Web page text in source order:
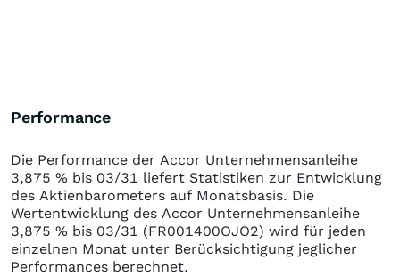
Performance
Die Performance der Accor Unternehmensanleihe
3,875 % bis 03/31 liefert Statistiken zur Entwicklung
des Aktienbarometers auf Monatsbasis. Die
Wertentwicklung des Accor Unternehmensanleihe
3,875 % bis 03/31 (FR001400OJO2) wird für jeden
einzelnen Monat unter Berücksichtigung jeglicher
Performances berechnet.